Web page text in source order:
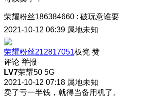
荣耀粉丝186384660 : 破玩意谁要
2021-10-12 06:39 属地未知
荣耀粉丝212817051板凳 赞
评论 举报
LV7荣耀50 5G
2021-10-12 07:18 属地未知
卖了亏一半钱，就得当备用机了。